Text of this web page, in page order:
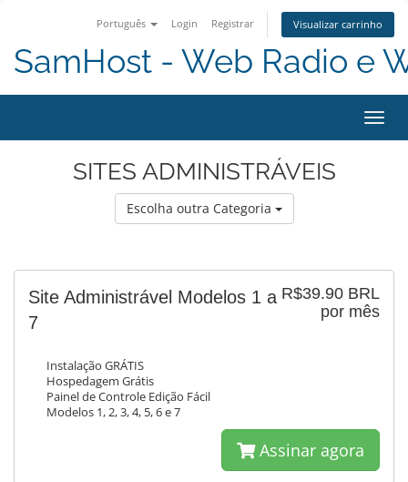
Português Login Registrar Visualizar carrinho
SamHost - Web Radio e
SITES ADMINISTRÁVEIS
Escolha outra Categoria
R$39.90 BRL
por mês
Site Administrável Modelos 1 a
7
Instalação GRÁTIS
Hospedagem Grátis
Painel de Controle Edição Fácil
Modelos 1, 2, 3, 4, 5, 6 e 7
Assinar agora